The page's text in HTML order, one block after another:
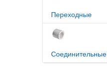
Переходные
Соединительные